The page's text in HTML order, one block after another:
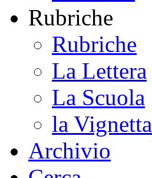
Rubriche
Rubriche
La Lettera
La Scuola
la Vignetta
Archivio